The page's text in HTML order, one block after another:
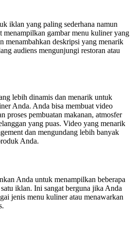
iklan yang paling sederhana namun
menampilkan gambar menu kuliner yang
menambahkan deskripsi yang menarik
audiens mengunjungi restoran atau
lebih dinamis dan menarik untuk
Anda. Anda bisa membuat video
proses pembuatan makanan, atmosfer
yang puas. Video yang menarik
dan mengundang lebih banyak
Anda.
Anda untuk menampilkan beberapa
iklan. Ini sangat berguna jika Anda
jenis menu kuliner atau menawarkan